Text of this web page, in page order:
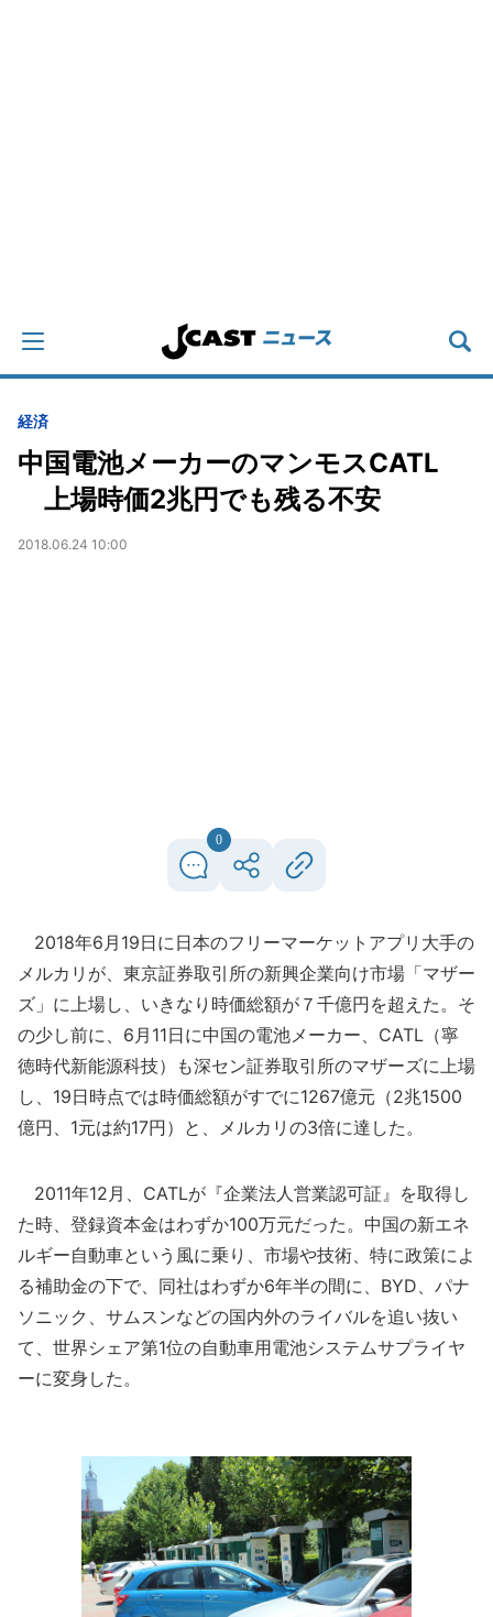
経済
中国電池メーカーのマンモスCATL
上場時価2兆円でも残る不安
2018.06.24 10:00
0
2018年6月19日に日本のフリーマーケットアプリ大手の
メルカリが、東京証券取引所の新興企業向け市場「マザー
ズ」に上場し、いきなり時価総額が７千億円を超えた。そ
の少し前に、6月11日に中国の電池メーカー、CATL（寧
徳時代新能源科技）も深セン証券取引所のマザーズに上場
し、19日時点では時価総額がすでに1267億元（2兆1500
億円、1元は約17円）と、メルカリの3倍に達した。
2011年12月、CATLが『企業法人営業認可証』を取得し
た時、登録資本金はわずか100万元だった。中国の新エネ
ルギー自動車という風に乗り、市場や技術、特に政策によ
る補助金の下で、同社はわずか6年半の間に、BYD、パナ
ソニック、サムスンなどの国内外のライバルを追い抜い
て、世界シェア第1位の自動車用電池システムサプライヤ
ーに変身した。